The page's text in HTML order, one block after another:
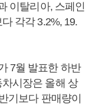
이탈리아, 스페인
각각 3.2%, 19.
7월 발표한 하반
시장은 올해 상
기보다 판매량이